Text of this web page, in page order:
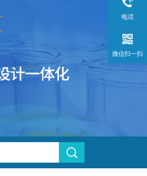
电话
微信扫一扫